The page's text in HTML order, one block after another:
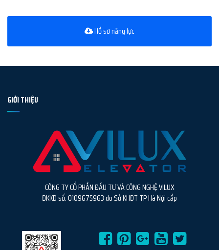
Hồ sơ năng lực
GIỚI THIỆU
CÔNG TY CỔ PHẦN ĐẦU TƯ VÀ CÔNG NGHỆ VILUX
ĐKKD số: 0109675963 do Sở KHĐT TP Hà Nội cấp